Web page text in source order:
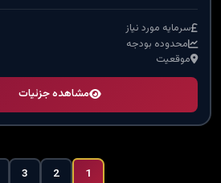
سرمایه مورد نیاز
محدوده بودجه
موقعیت
مشاهده جزئیات
1
2
3